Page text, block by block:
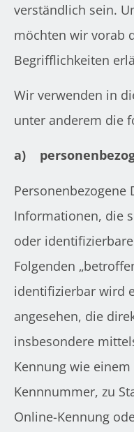
verständlich sein.
möchten wir vorab
Begrifflichkeiten
Wir verwenden in
unter anderem die
a)
Personenbezogene
Informationen, die
oder
Folgenden
identifizierbar wird
angesehen, die
insbesondere
Kennung wie
Kennnummer, zu
Online-Kennung